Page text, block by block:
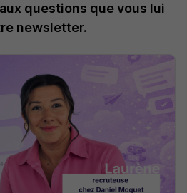
questions que vous lui
newsletter.